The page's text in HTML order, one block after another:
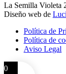
La Semilla Violeta
Diseño web de
Política de
Política de
Aviso Legal
0